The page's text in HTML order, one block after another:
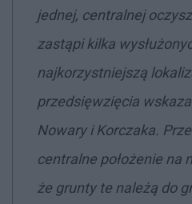
jednej, centralnej
zastąpi kilka
najkorzystniejszą
przedsięwzięcia
Nowary i Korczaka.
centralne położenie na
że grunty te należą do